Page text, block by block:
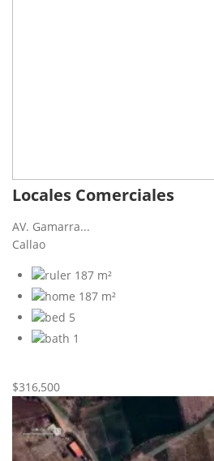
Locales Comerciales
AV. Gamarra...
Callao
187 m²
187 m²
5
1
$316,500